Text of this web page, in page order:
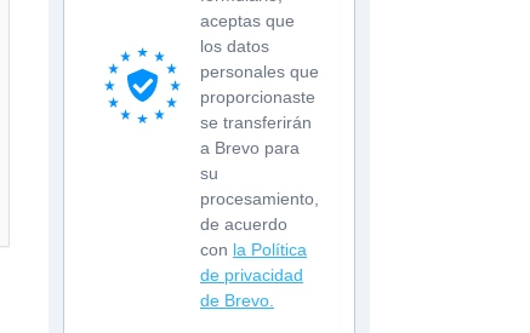
aceptas que
los datos
personales que
proporcionaste
se transferirán
a Brevo para
su
procesamiento,
de acuerdo
con la Política
de privacidad
de Brevo.